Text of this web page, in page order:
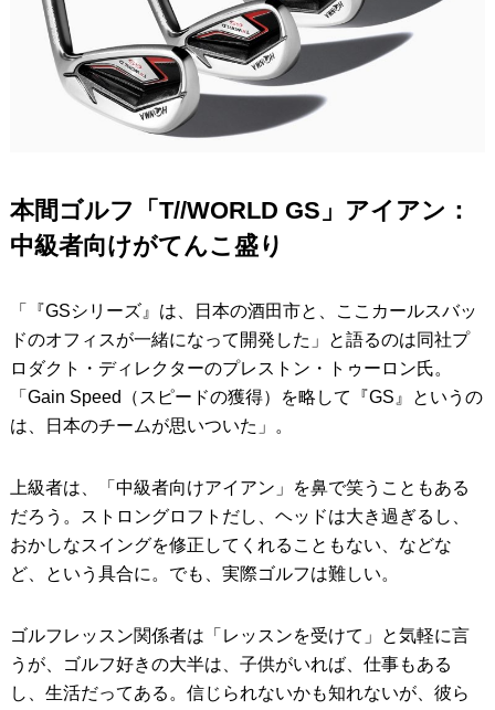
本間ゴルフ「T//WORLD GS」アイアン：
中級者向けがてんこ盛り
「『GSシリーズ』は、日本の酒田市と、ここカールスバッ
ドのオフィスが一緒になって開発した」と語るのは同社プ
ロダクト・ディレクターのプレストン・トゥーロン氏。
「Gain Speed（スピードの獲得）を略して『GS』というの
は、日本のチームが思いついた」。
上級者は、「中級者向けアイアン」を鼻で笑うこともある
だろう。ストロングロフトだし、ヘッドは大き過ぎるし、
おかしなスイングを修正してくれることもない、などな
ど、という具合に。でも、実際ゴルフは難しい。
ゴルフレッスン関係者は「レッスンを受けて」と気軽に言
うが、ゴルフ好きの大半は、子供がいれば、仕事もある
し、生活だってある。信じられないかも知れないが、彼ら